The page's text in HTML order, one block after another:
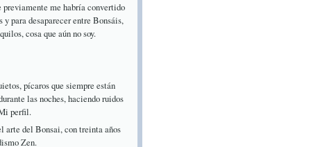
previamente me habría convertido
y para desaparecer entre Bonsáis,
cosa que aún no soy.
pícaros que siempre están
las noches, haciendo ruidos
perfil.
arte del Bonsai, con treinta años
Zen.